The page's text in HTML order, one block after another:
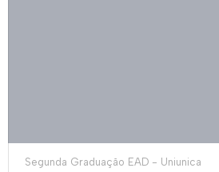
Segunda Graduação EAD - Uniunica